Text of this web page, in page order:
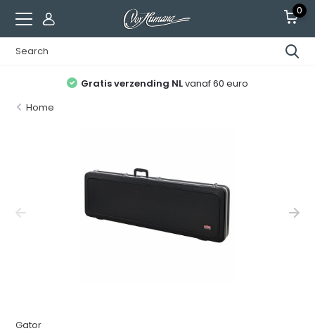
0
Gratis verzending NLvanaf 60 euro
Home
Gator